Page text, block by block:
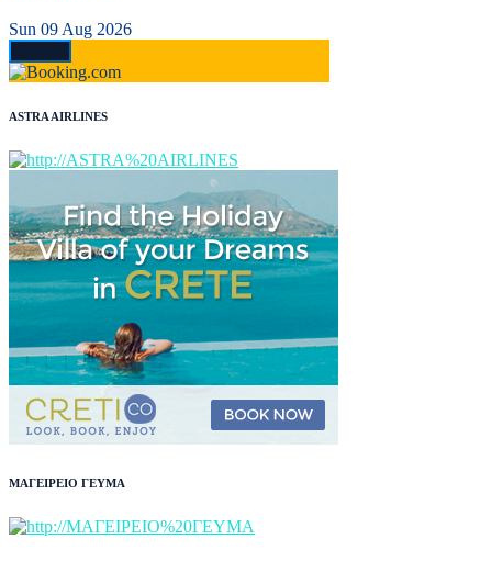
Sun 09 Aug 2026
ASTRA AIRLINES
ΜΑΓΕΙΡΕΙΟ ΓΕΥΜΑ